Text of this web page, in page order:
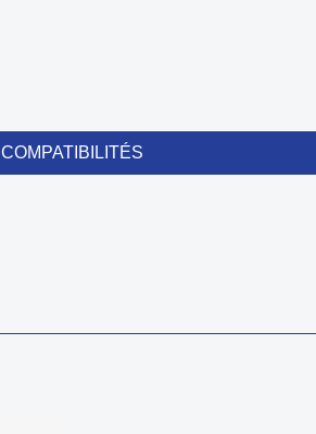
COMPATIBILITÉS